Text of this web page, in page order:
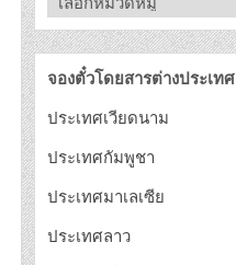
จองตั๋วโดยสารต่างประเทศ
ประเทศเวียดนาม
ประเทศกัมพูชา
ประเทศมาเลเซีย
ประเทศลาว